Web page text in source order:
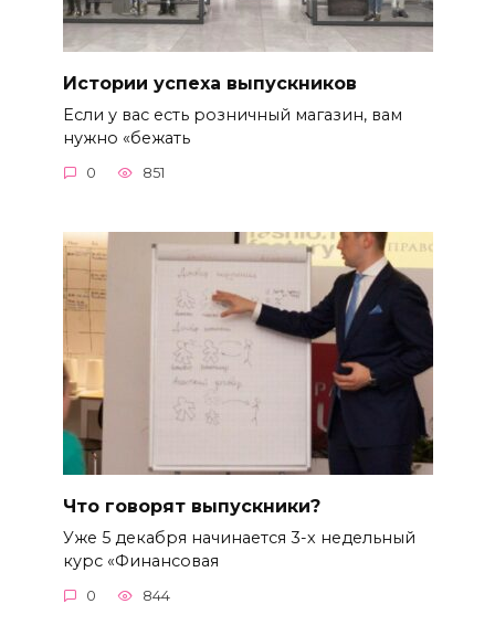
Истории успеха выпускников
Если у вас есть розничный магазин, вам
нужно «бежать
0 851
Что говорят выпускники?
Уже 5 декабря начинается 3-х недельный
курс «Финансовая
0 844